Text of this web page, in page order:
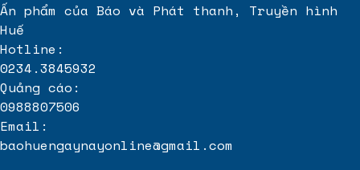
Ấn phẩm của Báo và Phát thanh, Truyền hình
Huế
Hotline:
0234.3845932
Quảng cáo:
0988807506
Email:
baohuengaynayonline@gmail.com